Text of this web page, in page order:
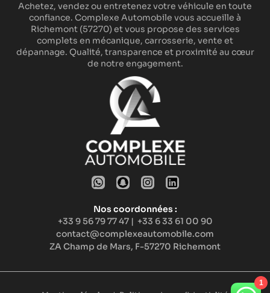
Achetez, vendez ou entretenez votre véhicule en toute
confiance. Complexe Automobile vous accueille à
Richemont (57270) et vous propose des services
complets en mécanique, carrosserie, vente et
dépannage. Qualité, transparence et proximité au cœur
de notre engagement.
Nos coordonnées :
+33 9 56 79 77 47| +33 6 33 61 00 90
contact@complexeautomobile.com
ZA Champ de Mars, F-57270 Richemont
1